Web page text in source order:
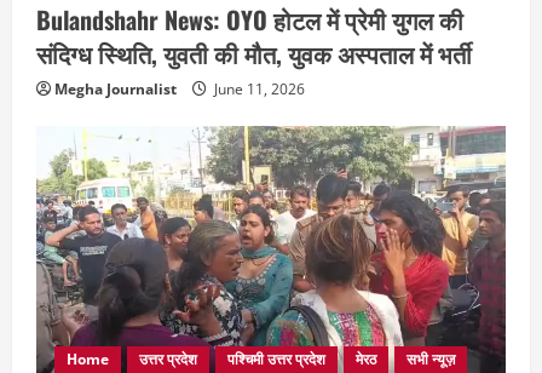
Bulandshahr News: OYO होटल में प्रेमी युगल की
संदिग्ध स्थिति, युवती की मौत, युवक अस्पताल में भर्ती
Megha Journalist June 11, 2026
Home उत्तर प्रदेश पश्चिमी उत्तर प्रदेश मेरठ सभी न्यूज़